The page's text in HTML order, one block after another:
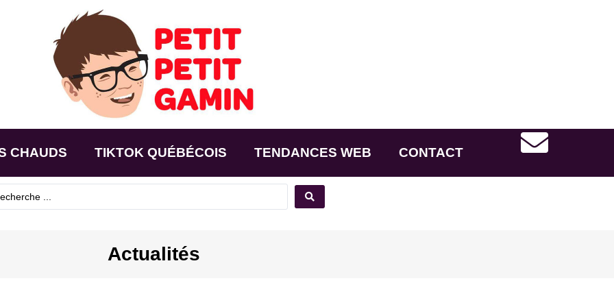
CHAUDS TIKTOK QUÉBÉCOIS TENDANCES WEB CONTACT
Actualités